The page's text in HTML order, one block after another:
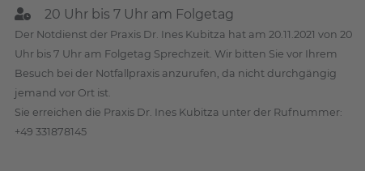
20 Uhr bis 7 Uhr am Folgetag
Der Notdienst der Praxis Dr. Ines Kubitza hat am 20.11.2021 von 20
Uhr bis 7 Uhr am Folgetag Sprechzeit. Wir bitten Sie vor Ihrem
Besuch bei der Notfallpraxis anzurufen, da nicht durchgängig
jemand vor Ort ist.
Sie erreichen die Praxis Dr. Ines Kubitza unter der Rufnummer:
+49 331878145